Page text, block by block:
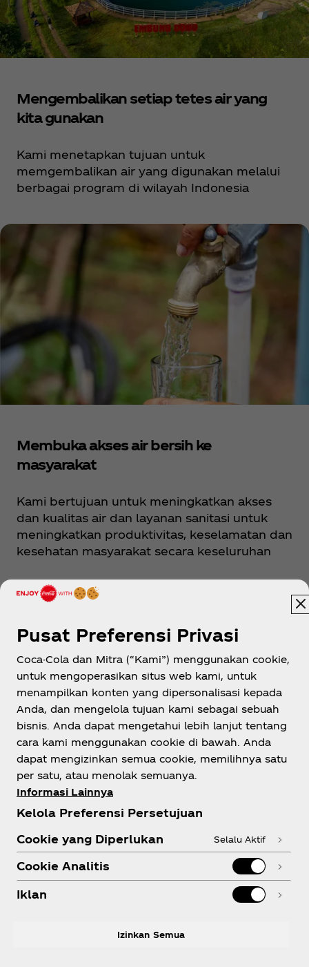
Mengembalikan setiap tetes air yang
kita gunakan
Kami menetapkan tujuan untuk
memgembalikan air yang digunakan melalui
berbagai program di wilayah Indonesia
Membuka akses air bersih ke
masyarakat
Kami bertujuan untuk meningkatkan akses
dan kualitas air dan layanan sanitasi untuk
meningkatkan produktivitas, keselamatan dan
kesehatan masyarakat secara keseluruhan
Indonesia
Tentang kami
Perlu bantuan?
Pusat Preferensi Privasi
Coca-Cola dan Mitra (“Kami”) menggunakan cookie,
untuk mengoperasikan situs web kami, untuk
menampilkan konten yang dipersonalisasi kepada
Anda, dan mengelola tujuan kami sebagai sebuah
bisnis. Anda dapat mengetahui lebih lanjut tentang
cara kami menggunakan cookie di bawah. Anda
dapat mengizinkan semua cookie, memilihnya satu
per satu, atau menolak semuanya.
Informasi Lainnya
Kelola Preferensi Persetujuan
Cookie yang Diperlukan
Selalu Aktif
Cookie Analitis
Iklan
Izinkan Semua